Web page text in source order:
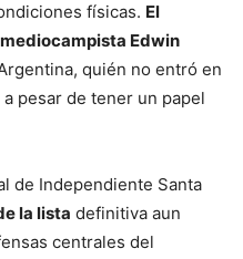
físicas. El
Edwin
quién no entró en
pesar de tener un papel
de Independiente Santa
la lista definitiva aun
centrales del